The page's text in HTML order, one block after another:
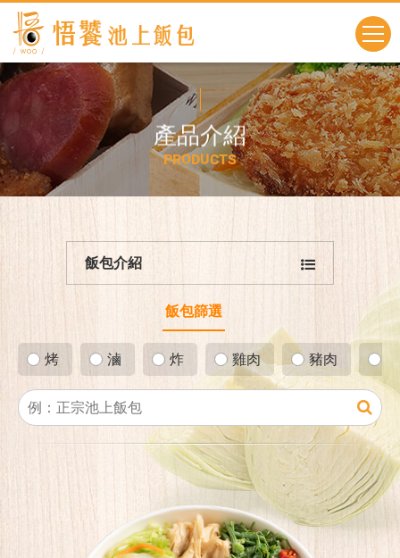
產品介紹
PRODUCTS
飯包介紹
飯包篩選
烤 滷 炸 雞肉 豬肉